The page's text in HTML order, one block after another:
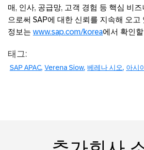
매, 인사, 공급망, 고객 경험 등 핵심 비
으로써 SAP에 대한 신뢰를 지속해 오고
정보는 www.sap.com/korea에서 확인
태그:
SAP APAC Verena Siow 베레나 시오 아시